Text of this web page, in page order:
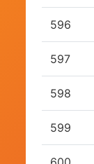
596
597
598
599